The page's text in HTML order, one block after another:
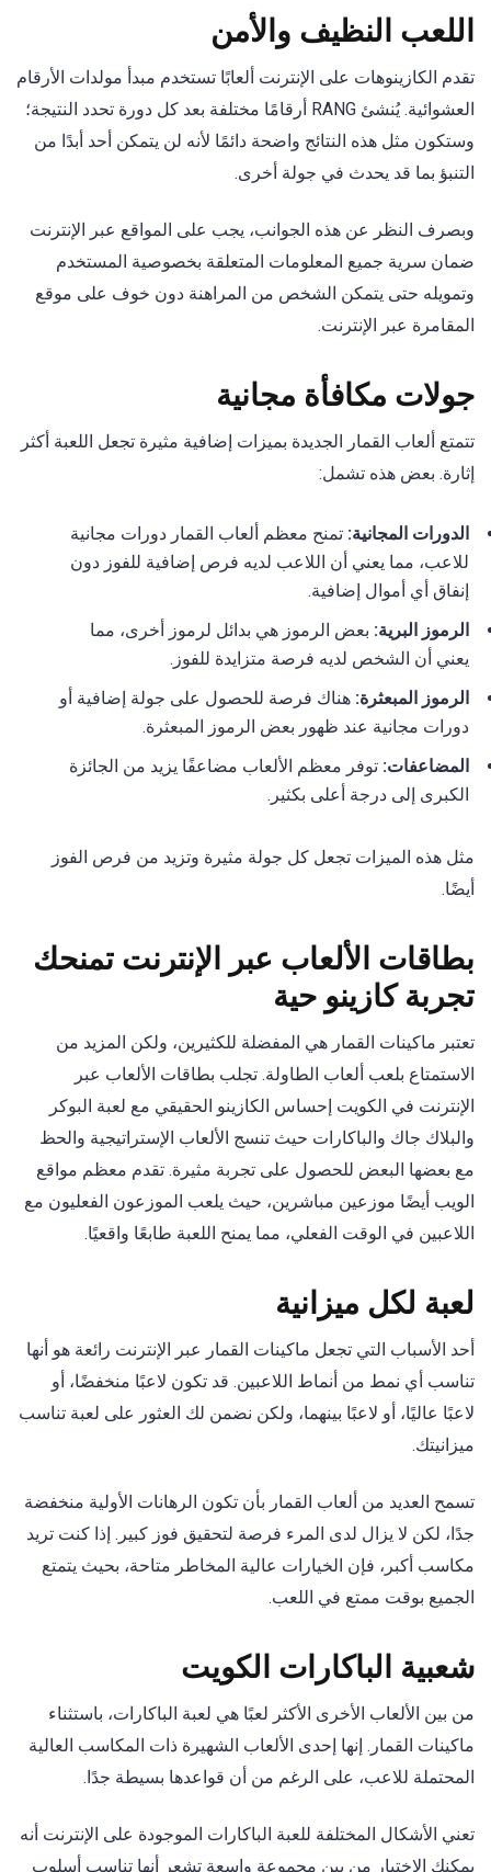
اللعب النظيف والأمن
تقدم الكازينوهات على الإنترنت ألعابًا تستخدم مبدأ مولدات الأرقام
العشوائية. يُنشئ RANG أرقامًا مختلفة بعد كل دورة تحدد النتيجة؛
وستكون مثل هذه النتائج واضحة دائمًا لأنه لن يتمكن أحد أبدًا من
التنبؤ بما قد يحدث في جولة أخرى.
وبصرف النظر عن هذه الجوانب، يجب على المواقع عبر الإنترنت
ضمان سرية جميع المعلومات المتعلقة بخصوصية المستخدم
وتمويله حتى يتمكن الشخص من المراهنة دون خوف على موقع
المقامرة عبر الإنترنت.
جولات مكافأة مجانية
تتمتع ألعاب القمار الجديدة بميزات إضافية مثيرة تجعل اللعبة أكثر
إثارة. بعض هذه تشمل:
الدورات المجانية: تمنح معظم ألعاب القمار دورات مجانية
للاعب، مما يعني أن اللاعب لديه فرص إضافية للفوز دون
إنفاق أي أموال إضافية.
الرموز البرية: بعض الرموز هي بدائل لرموز أخرى، مما
يعني أن الشخص لديه فرصة متزايدة للفوز.
الرموز المبعثرة: هناك فرصة للحصول على جولة إضافية أو
دورات مجانية عند ظهور بعض الرموز المبعثرة.
المضاعفات: توفر معظم الألعاب مضاعفًا يزيد من الجائزة
الكبرى إلى درجة أعلى بكثير.
مثل هذه الميزات تجعل كل جولة مثيرة وتزيد من فرص الفوز
أيضًا.
بطاقات الألعاب عبر الإنترنت تمنحك
تجربة كازينو حية
تعتبر ماكينات القمار هي المفضلة للكثيرين، ولكن المزيد من
الاستمتاع بلعب ألعاب الطاولة. تجلب بطاقات الألعاب عبر
الإنترنت في الكويت إحساس الكازينو الحقيقي مع لعبة البوكر
والبلاك جاك والباكارات حيث تنسج الألعاب الإستراتيجية والحظ
مع بعضها البعض للحصول على تجربة مثيرة. تقدم معظم مواقع
الويب أيضًا موزعين مباشرين، حيث يلعب الموزعون الفعليون مع
اللاعبين في الوقت الفعلي، مما يمنح اللعبة طابعًا واقعيًا.
لعبة لكل ميزانية
أحد الأسباب التي تجعل ماكينات القمار عبر الإنترنت رائعة هو أنها
تناسب أي نمط من أنماط اللاعبين. قد تكون لاعبًا منخفضًا، أو
لاعبًا عاليًا، أو لاعبًا بينهما، ولكن نضمن لك العثور على لعبة تناسب
ميزانيتك.
تسمح العديد من ألعاب القمار بأن تكون الرهانات الأولية منخفضة
جدًا، لكن لا يزال لدى المرء فرصة لتحقيق فوز كبير. إذا كنت تريد
مكاسب أكبر، فإن الخيارات عالية المخاطر متاحة، بحيث يتمتع
الجميع بوقت ممتع في اللعب.
شعبية الباكارات الكويت
من بين الألعاب الأخرى الأكثر لعبًا هي لعبة الباكارات، باستثناء
ماكينات القمار. إنها إحدى الألعاب الشهيرة ذات المكاسب العالية
المحتملة للاعب، على الرغم من أن قواعدها بسيطة جدًا.
تعني الأشكال المختلفة للعبة الباكارات الموجودة على الإنترنت أنه
يمكنك الاختيار من بين مجموعة واسعة تشعر أنها تناسب أسلوب